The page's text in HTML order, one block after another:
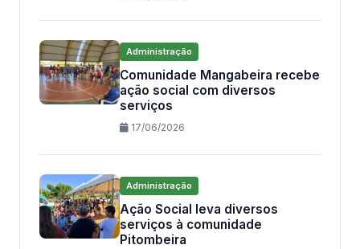
Administração
Comunidade Mangabeira recebe
ação social com diversos
serviços
17/06/2026
Administração
Ação Social leva diversos
serviços à comunidade
Pitombeira